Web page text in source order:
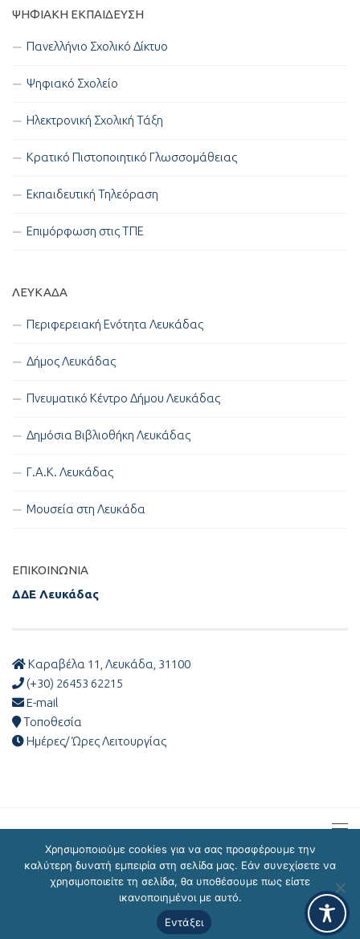
ΨΗΦΙΑΚΉ ΕΚΠΑΊΔΕΥΣΗ
Πανελλήνιο Σχολικό Δίκτυο
Ψηφιακό Σχολείο
Ηλεκτρονική Σχολική Τάξη
Κρατικό Πιστοποιητικό Γλωσσομάθειας
Εκπαιδευτική Τηλεόραση
Επιμόρφωση στις ΤΠΕ
ΛΕΥΚΑΔΑ
Περιφερειακή Ενότητα Λευκάδας
Δήμος Λευκάδας
Πνευματικό Κέντρο Δήμου Λευκάδας
Δημόσια Βιβλιοθήκη Λευκάδας
Γ.Α.Κ. Λευκάδας
Μουσεία στη Λευκάδα
ΕΠΙΚΟΙΝΩΝΊΑ
ΔΔΕ Λευκάδας
Καραβέλα 11, Λευκάδα, 31100
(+30) 26453 62215
E-mail
Τοποθεσία
Ημέρες/ Ώρες Λειτουργίας
ΔΔΕ Λευκάδας © 2026
Χρησιμοποιούμε cookies για να σας προσφέρουμε την
καλύτερη δυνατή εμπειρία στη σελίδα μας. Εάν συνεχίσετε να
χρησιμοποιείτε τη σελίδα, θα υποθέσουμε πως είστε
ικανοποιημένοι με αυτό.
Εντάξει